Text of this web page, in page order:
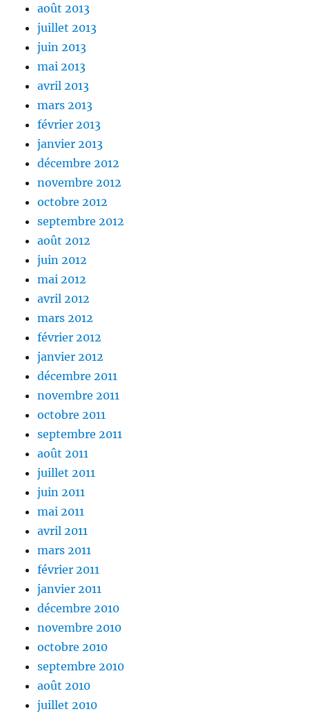
août 2013
juillet 2013
juin 2013
mai 2013
avril 2013
mars 2013
février 2013
janvier 2013
décembre 2012
novembre 2012
octobre 2012
septembre 2012
août 2012
juin 2012
mai 2012
avril 2012
mars 2012
février 2012
janvier 2012
décembre 2011
novembre 2011
octobre 2011
septembre 2011
août 2011
juillet 2011
juin 2011
mai 2011
avril 2011
mars 2011
février 2011
janvier 2011
décembre 2010
novembre 2010
octobre 2010
septembre 2010
août 2010
juillet 2010